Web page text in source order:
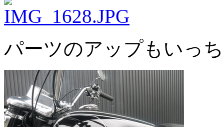
パーツのアップもいっ